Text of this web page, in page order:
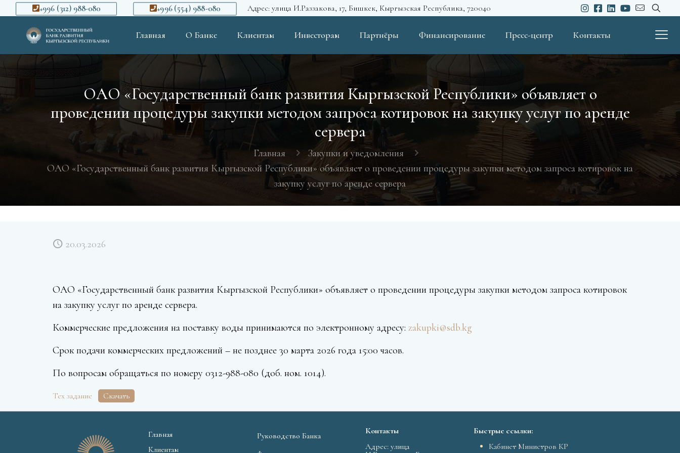
+996 (312) 988-080 +996 (554) 988-080 Адрес: улица И.Раззакова, 17, Бишкек, Кыргызская Республика, 720040
Главная О Банке Клиентам Инвесторам Партнёры Финансирование Пресс-центр Контакты
ОАО «Государственный банк развития Кыргызской Республики» объявляет о
проведении процедуры закупки методом запроса котировок на закупку услуг по аренде
сервера
Главная
Закупки и уведомления
ОАО «Государственный банк развития Кыргызской Республики» объявляет о проведении процедуры закупки методом запроса котировок на
закупку услуг по аренде сервера
20.03.2026
ОАО «Государственный банк развития Кыргызской Республики» объявляет о проведении процедуры закупки методом запроса котировок
на закупку услуг по аренде сервера.
Коммерческие предложения на поставку воды принимаются по электронному адресу: zakupki@sdb.kg
Срок подачи коммерческих предложений – не позднее 30 марта 2026 года 15:00 часов.
По вопросам обращаться по номеру 0312-988-080 (доб. ном. 1014).
Тех задание Скачать
Главная
Клиентам
Руководство Банка
Контакты
Адрес: улица
Быстрые ссылки:
Кабинет Министров КР